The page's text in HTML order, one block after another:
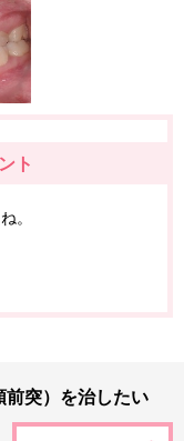
ト
。
前突）を治したい